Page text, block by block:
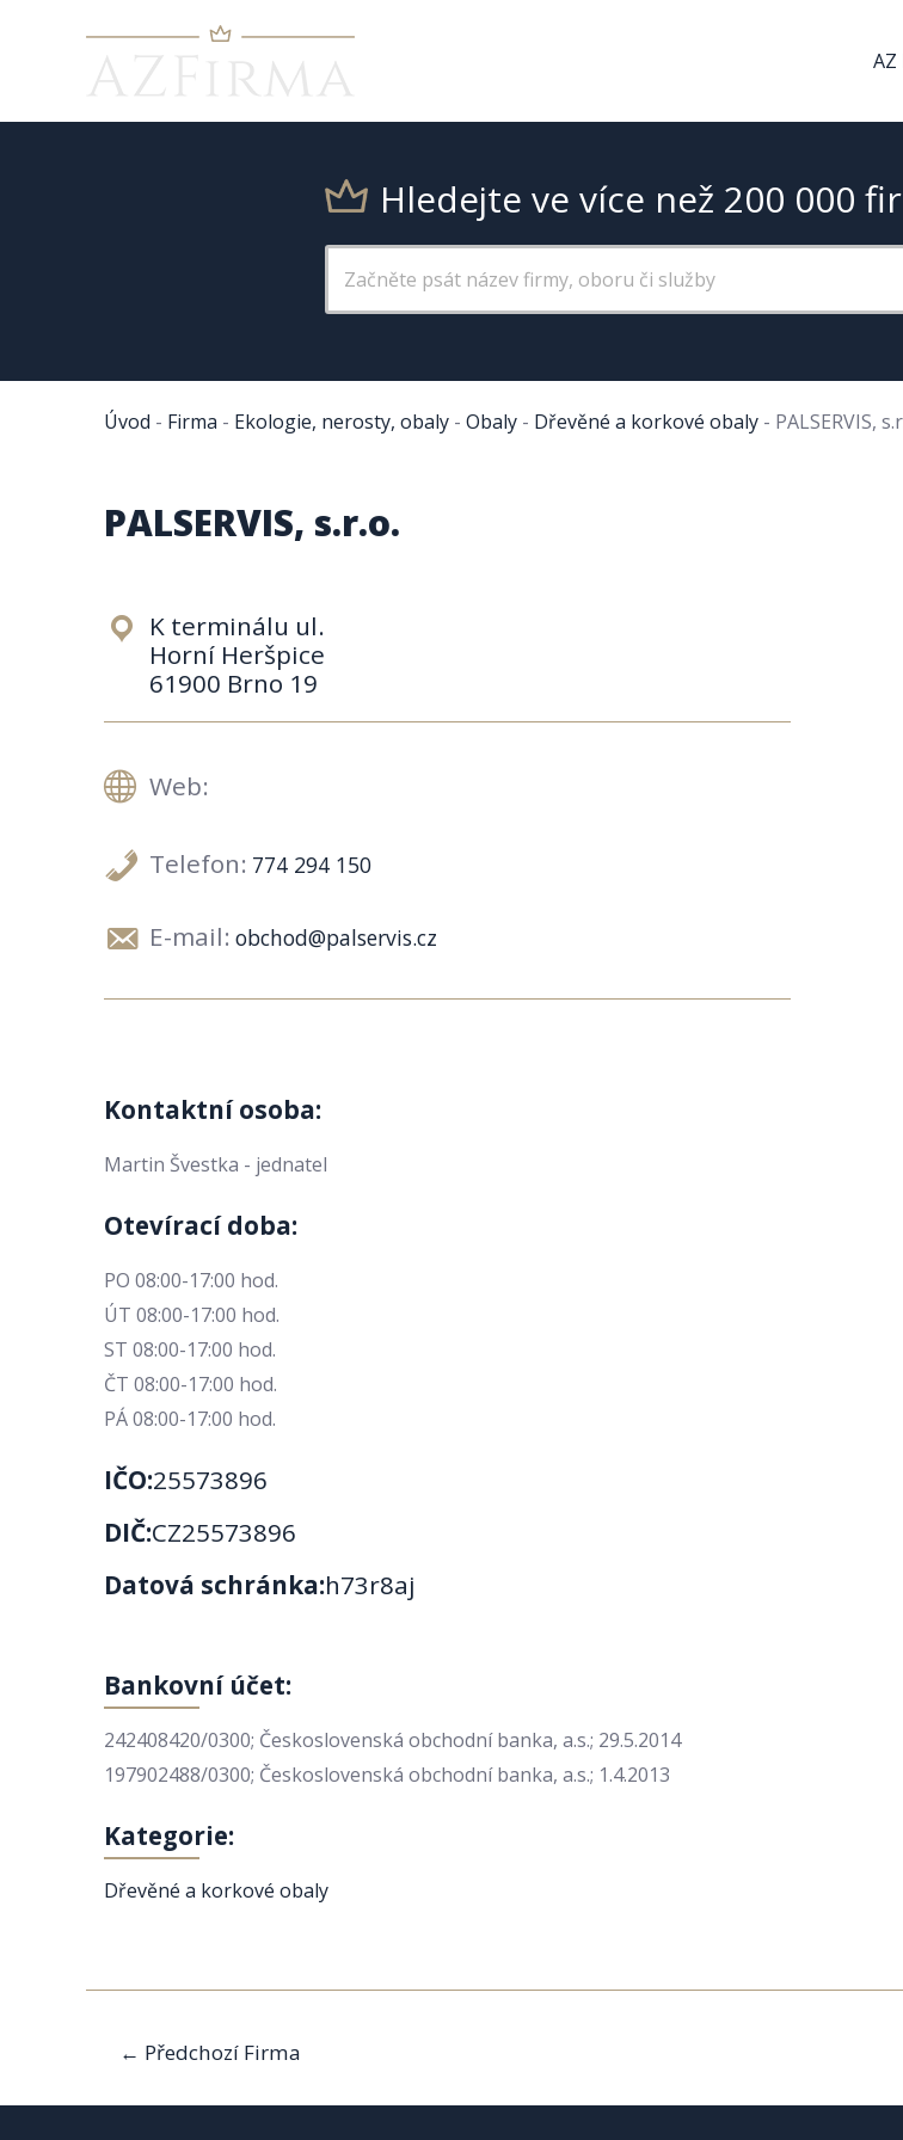
AZ
Hledejte ve více než 200 000
Úvod - Firma - Ekologie, nerosty, obaly - Obaly - Dřevěné a korkové obaly - PALSERVIS,
PALSERVIS, s.r.o.
K terminálu ul.
Horní Heršpice
61900 Brno 19
Web:
Telefon: 774 294 150
E-mail: obchod@palservis.cz
Kontaktní osoba:
Martin Švestka - jednatel
Otevírací doba:
PO 08:00-17:00 hod.
ÚT 08:00-17:00 hod.
ST 08:00-17:00 hod.
ČT 08:00-17:00 hod.
PÁ 08:00-17:00 hod.
IČO:25573896
DIČ:CZ25573896
Datová schránka:h73r8aj
Bankovní účet:
242408420/0300; Československá obchodní banka, a.s.; 29.5.2014
197902488/0300; Československá obchodní banka, a.s.; 1.4.2013
Kategorie:
Dřevěné a korkové obaly
Navigace
pro
← Předchozí Firma